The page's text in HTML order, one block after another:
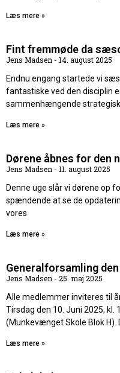
Læs mere »
Fint fremmøde da
Jens Madsen
14. august 2025
Endnu engang startede vi
fantastiske ved den disciplin
sammenhængende
Læs mere »
Dørene åbnes for den
Jens Madsen
11. august 2025
Denne uge slår vi dørene op
spændende at se de
vores
Læs mere »
Generalforsamling
Jens Madsen
25. maj 2025
Alle medlemmer inviteres til
Tirsdag den 10. Juni 2025, kl.
(Munkevænget Skole Blok H).
Læs mere »